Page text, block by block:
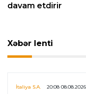
davam etdirir
Xəbər lenti
İtaliya S.A. 20:08 08.08.2026